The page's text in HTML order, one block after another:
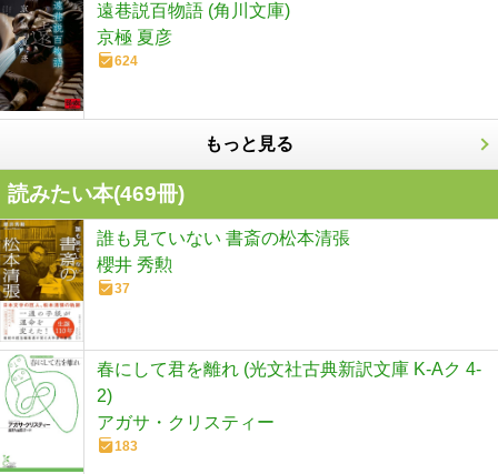
遠巷説百物語 (角川文庫)
京極 夏彦
624
もっと見る
読みたい本(469冊)
誰も見ていない 書斎の松本清張
櫻井 秀勲
37
春にして君を離れ (光文社古典新訳文庫 K-Aク 4-
2)
アガサ・クリスティー
183